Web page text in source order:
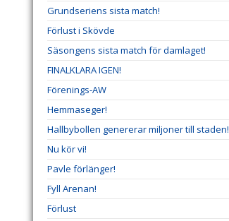
Grundseriens sista match!
Förlust i Skövde
Säsongens sista match för damlaget!
FINALKLARA IGEN!
Förenings-AW
Hemmaseger!
Hallbybollen genererar miljoner till staden!
Nu kör vi!
Pavle förlänger!
Fyll Arenan!
Förlust